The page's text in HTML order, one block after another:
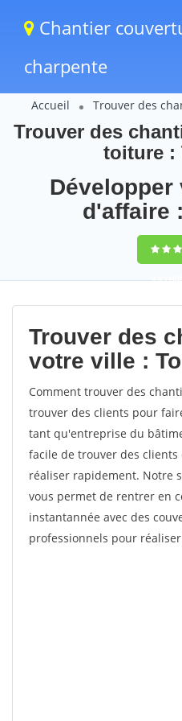
Chantier
charpente
Accueil Trouver des
Trouver des
toiture :
d'affaire
9,5
Trouver des
votre ville :
Comment trouver des
trouver des clients pour
tant qu'entreprise du
facile de trouver des
réaliser rapidement. Notre
vous permet de rentrer en
instantannée avec des
professionnels pour